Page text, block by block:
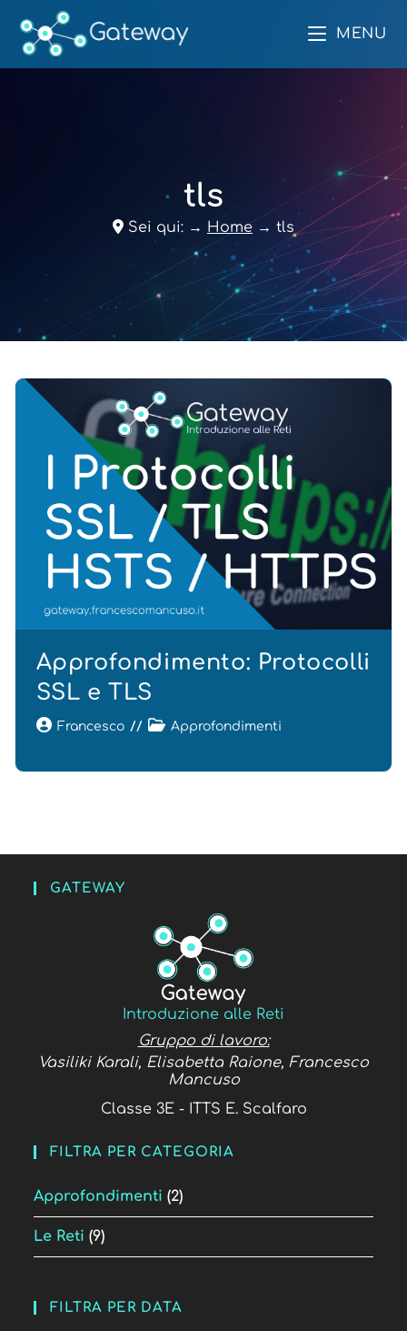
MENU
tls
Sei qui: → Home → tls
Approfondimento: Protocolli
SSL e TLS
Francesco Approfondimenti
GATEWAY
Introduzione alle Reti
Gruppo di lavoro:
Vasiliki Karali, Elisabetta Raione, Francesco
Mancuso
Classe 3E - ITTS E. Scalfaro
FILTRA PER CATEGORIA
Approfondimenti (2)
Le Reti (9)
FILTRA PER DATA